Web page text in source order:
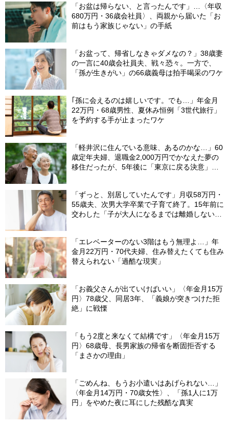
「お盆は帰らない、と言ったんです」…〈年収
680万円・36歳会社員〉、両親から届いた「お
前はもう家族じゃない」の手紙
「お盆って、帰省しなきゃダメなの？」38歳妻
の一言に40歳会社員夫、戦々恐々。一方で、
「孫が生きがい」の66歳義母は拍手喝采のワケ
｢孫に会えるのは嬉しいです。でも…」年金月
22万円・68歳男性、夏休み恒例「3世代旅行」
を予約する手が止まったワケ
「軽井沢に住んでいる意味、あるのかな…」60
歳定年夫婦、退職金2,000万円でかなえた夢の
移住だったが、5年後に「東京に戻る決意」を
「ずっと、別居していたんです」月収58万円・
55歳夫、次男大学卒業で子育て終了。15年前に
交わした「子が大人になるまでは離婚しない」
「エレベーターのない3階はもう無理よ…」年
金月22万円・70代夫婦、住み替えたくても住み
替えられない「過酷な現実」
「お義父さんが出ていけばいい」〈年金月15万
円〉78歳父、同居3年、「義娘が突きつけた拒
絶」に戦慄
「もう2度と来なくて結構です」〈年金月15万
円〉68歳母、長男家族の帰省を断固拒否する
「まさかの理由」
「ごめんね、もうお小遣いはあげられない…」
〈年金月14万円・70歳女性〉、「孫1人に1万
円」をやめた夜に耳にした残酷な真実